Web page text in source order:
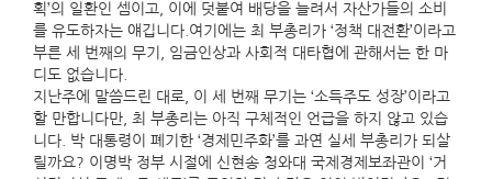
획’의 일환인 셈이고, 이에 덧붙여 배당을 늘려서 자산가들의 소비
를 유도하자는 얘깁니다.여기에는 최 부총리가 ‘정책 대전환’이라고
부른 세 번째의 무기, 임금인상과 사회적 대타협에 관해서는 한 마
디도 없습니다.
지난주에 말씀드린 대로, 이 세 번째 무기는 ‘소득주도 성장’이라고
할 만합니다만, 최 부총리는 아직 구체적인 언급을 하지 않고 있습
니다. 박 대통령이 폐기한 ‘경제민주화’를 과연 실세 부총리가 되살
릴까요? 이명박 정부 시절에 신현송 청와대 국제경제보좌관이 ‘거